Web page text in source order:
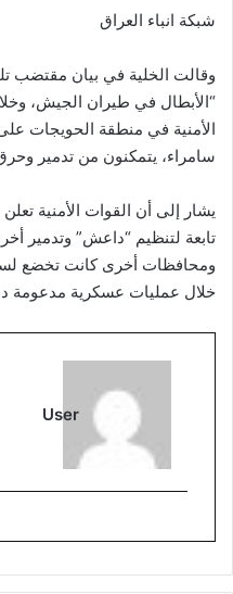
شبكة انباء العراق
وقالت الخلية في بيان مقتضب
“الأبطال في طيران الجيش،
الأمنية في منطقة الحويجات
سامراء، يتمكنون من تدمير
يشار إلى أن القوات الأمنية
تابعة لتنظيم “داعش” وتدمير
ومحافظات أخرى كانت تخضع
خلال عمليات عسكرية مدعومة
User